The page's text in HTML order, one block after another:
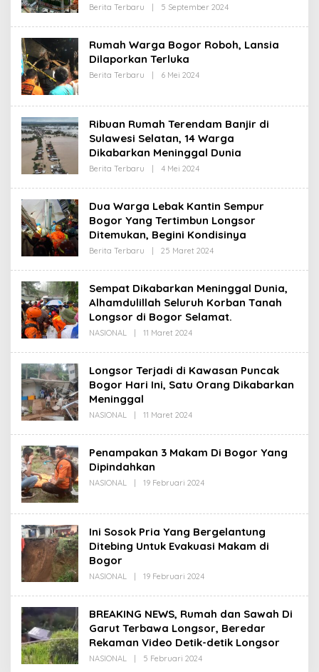
Berita Terbaru 5 September 2024Oleh
Rumah Warga Bogor Roboh, Lansia
Dilaporkan Terluka
Berita Terbaru 6 Mei 2024Oleh
Ribuan Rumah Terendam Banjir di
Sulawesi Selatan, 14 Warga
Dikabarkan Meninggal Dunia
Berita Terbaru 4 Mei 2024Oleh
Dua Warga Lebak Kantin Sempur
Bogor Yang Tertimbun Longsor
Ditemukan, Begini Kondisinya
Berita Terbaru 25 Maret 2024Oleh
Sempat Dikabarkan Meninggal Dunia,
Alhamdulillah Seluruh Korban Tanah
Longsor di Bogor Selamat.
NASIONAL 11 Maret 2024Oleh
Longsor Terjadi di Kawasan Puncak
Bogor Hari Ini, Satu Orang Dikabarkan
Meninggal
NASIONAL 11 Maret 2024Oleh
Penampakan 3 Makam Di Bogor Yang
Dipindahkan
NASIONAL 19 Februari 2024Oleh
Ini Sosok Pria Yang Bergelantung
Ditebing Untuk Evakuasi Makam di
Bogor
NASIONAL 19 Februari 2024Oleh
BREAKING NEWS, Rumah dan Sawah Di
Garut Terbawa Longsor, Beredar
Rekaman Video Detik-detik Longsor
NASIONAL 5 Februari 2024Oleh